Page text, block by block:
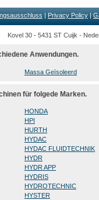
| Privacy Policy |
Kovel 30 - 5431 ST Cuijk -
Anwendungen.
Massa Geïsoleerd
für folgede Marken.
HONDA
HPI
HURTH
HYDAC
HYDAC FLUIDTECHNIK
HYDR
HYDR APP
HYDRIS
HYDROTECHNIC
HYSTER